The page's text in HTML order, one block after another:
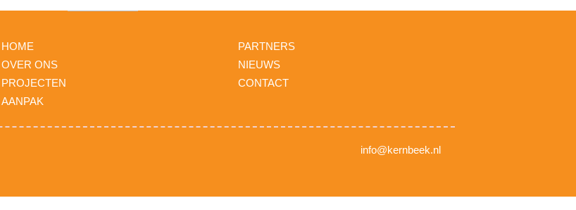
HOME
OVER ONS
PROJECTEN
AANPAK
PARTNERS
NIEUWS
CONTACT
info@kernbeek.nl